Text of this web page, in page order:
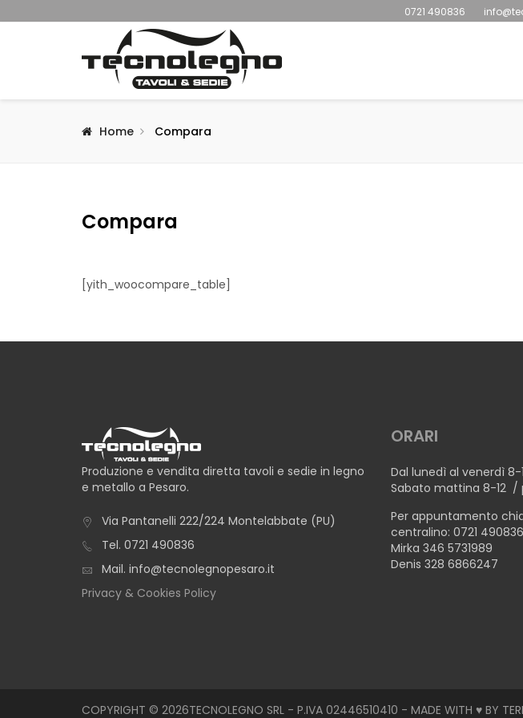
0721 490836
Home Compara
Compara
[yith_woocompare_table]
Produzione e vendita diretta tavoli e sedie in legno
e metallo a Pesaro.
Via Pantanelli 222/224 Montelabbate (PU)
Tel. 0721 490836
Mail. info@tecnolegnopesaro.it
Privacy & Cookies Policy
ORARI
Dal lunedì al venerdì 8-
Sabato mattina 8-12 /
Per appuntamento
centralino: 0721 490836
Mirka 346 5731989
Denis 328 6866247
COPYRIGHT © 2026TECNOLEGNO SRL - P.IVA 02446510410 - MADE WITH ♥ BY